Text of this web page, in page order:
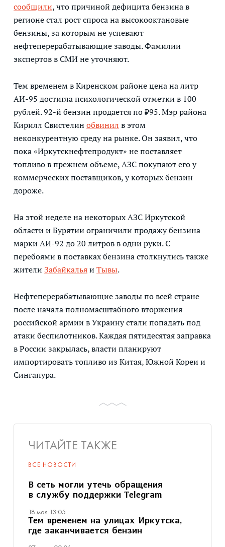
сообщили, что причиной дефицита бензина в
регионе стал рост спроса на высокооктановые
бензины, за которым не успевают
нефтеперерабатывающие заводы. Фамилии
экспертов в СМИ не уточняют.
Тем временем в Киренском районе цена на литр
АИ-95 достигла психологической отметки в 100
рублей. 92-й бензин продается по ₽95. Мэр района
Кирилл Свистелин обвинил в этом
неконкурентную среду на рынке. Он заявил, что
пока «Иркутскнефтепродукт» не поставляет
топливо в прежнем объеме, АЗС покупают его у
коммерческих поставщиков, у которых бензин
дороже.
На этой неделе на некоторых АЗС Иркутской
области и Бурятии ограничили продажу бензина
марки АИ-92 до 20 литров в одни руки. С
перебоями в поставках бензина столкнулись также
жители Забайкальяи Тывы.
Нефтеперерабатывающие заводы по всей стране
после начала полномасштабного вторжения
российской армии в Украину стали попадать под
атаки беспилотников. Каждая пятидесятая заправка
в России закрылась, власти планируют
импортировать топливо из Китая, Южной Кореи и
Сингапура.
ЧИТАЙТЕ ТАКЖЕ
ВСЕ НОВОСТИ
В сеть могли утечь обращения
в службу поддержки Telegram
18 мая 13:05
Тем временем на улицах Иркутска,
где заканчивается бензин